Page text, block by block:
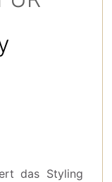
das Styling